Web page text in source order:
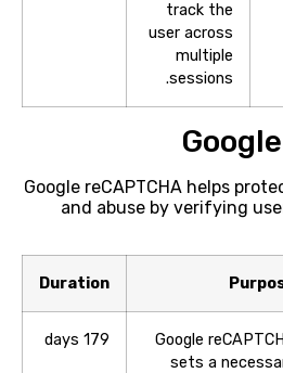
track the
user across
multiple
sessions.
Google reCAPTCHA helps
and abuse by verifying
Duration
Google
sets a
179 days